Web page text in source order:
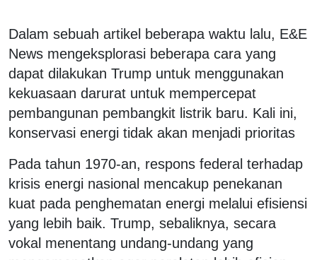
Dalam sebuah artikel beberapa waktu lalu, E&E
News mengeksplorasi beberapa cara yang
dapat dilakukan Trump untuk menggunakan
kekuasaan darurat untuk mempercepat
pembangunan pembangkit listrik baru. Kali ini,
konservasi energi tidak akan menjadi prioritas
Pada tahun 1970-an, respons federal terhadap
krisis energi nasional mencakup penekanan
kuat pada penghematan energi melalui efisiensi
yang lebih baik. Trump, sebaliknya, secara
vokal menentang undang-undang yang